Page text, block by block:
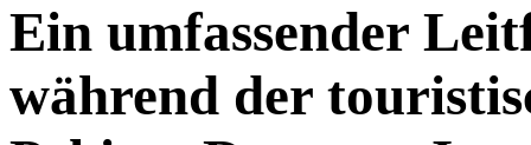
Ein umfassender
während der